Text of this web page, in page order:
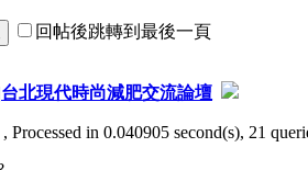
回帖後跳轉到最後一頁
台北現代時尚減肥交流論壇
, Processed in 0.040905 second(s), 21